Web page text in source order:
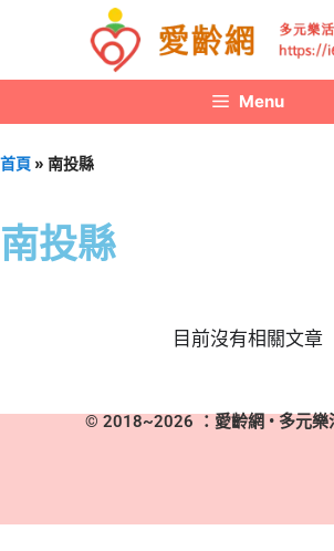
Menu
首頁 » 南投縣
南投縣
目前沒有相關文章
© 2018~2026 ：愛齡網 • 多元樂